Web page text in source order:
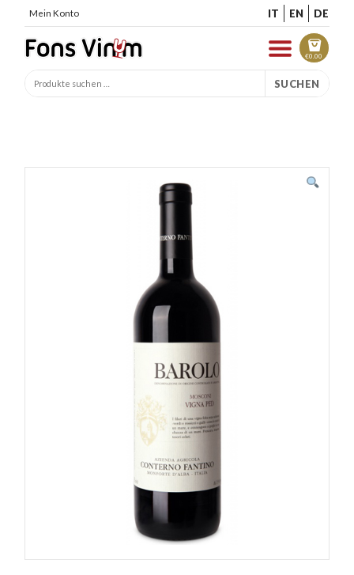
Mein Konto IT EN DE
€0.00
SUCHEN